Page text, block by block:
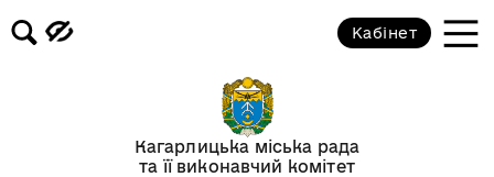
Кагарлицька міська рада
та її виконавчий комітет
Кабінет